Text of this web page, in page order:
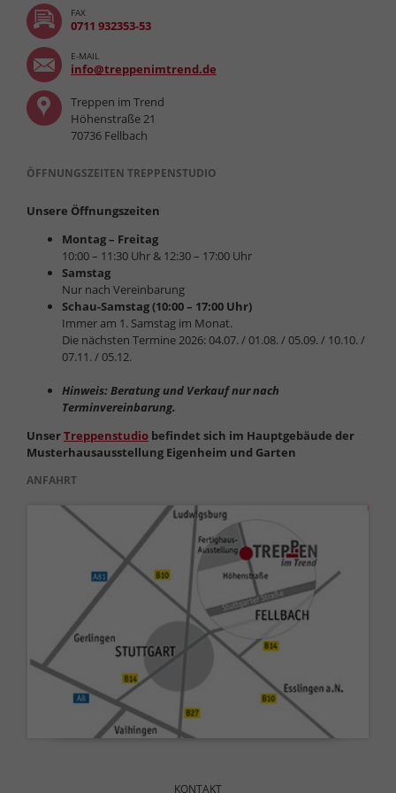
FAX
0711 932353-53
E-MAIL
info@treppenimtrend.de
Treppen im Trend
Höhenstraße 21
70736 Fellbach
ÖFFNUNGSZEITEN TREPPENSTUDIO
Unsere Öffnungszeiten
Montag – Freitag
10:00 – 11:30 Uhr & 12:30 – 17:00 Uhr
Samstag
Nur nach Vereinbarung
Schau-Samstag (10:00 – 17:00 Uhr)
Immer am 1. Samstag im Monat.
Die nächsten Termine 2026: 04.07. / 01.08. / 05.09. / 10.10. /
07.11. / 05.12.
Hinweis: Beratung und Verkauf nur nach
Terminvereinbarung.
UnserTreppenstudiobefindet sich im Hauptgebäude der
Musterhausausstellung Eigenheim und Garten
ANFAHRT
KONTAKT